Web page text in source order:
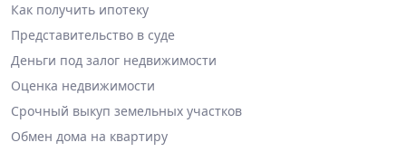
Как получить ипотеку
Представительство в суде
Деньги под залог недвижимости
Оценка недвижимости
Срочный выкуп земельных участков
Обмен дома на квартиру